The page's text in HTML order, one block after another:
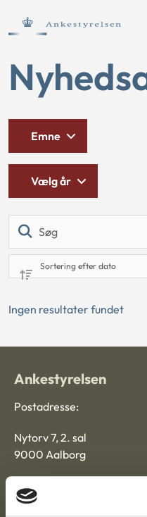
Emne
Vælg år
Ingen resultater fundet
Ankestyrelsen
Postadresse:
Nytorv 7, 2. sal
9000 Aalborg
Ankestyrelsen Aalborg